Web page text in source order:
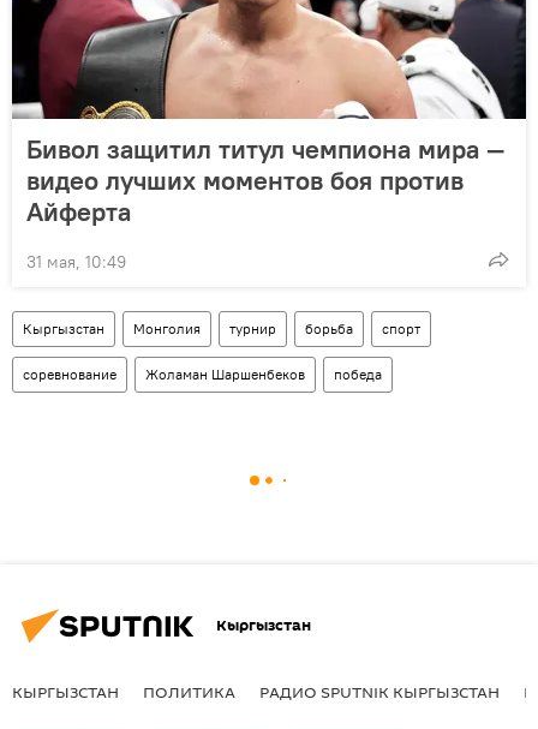
Бивол защитил титул чемпиона мира —
видео лучших моментов боя против
Айферта
31 мая, 10:49
Кыргызстан Монголия турнир борьба спорт
соревнование Жоламан Шаршенбеков победа
Кыргызстан
КЫРГЫЗСТАН ПОЛИТИКА РАДИО SPUTNIK КЫРГЫЗСТАН